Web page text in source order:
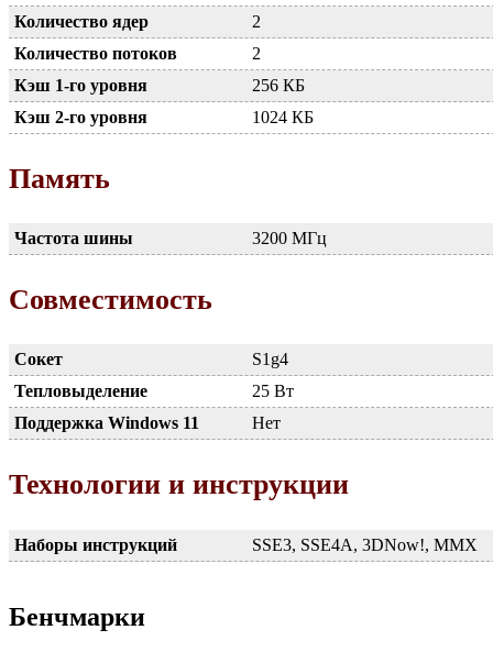
Количество ядер
2
Количество потоков
2
Кэш 1-го уровня
256 КБ
Кэш 2-го уровня
1024 КБ
Память
Частота шины 3200 МГц
Совместимость
Сокет
S1g4
Тепловыделение
25 Вт
Поддержка Windows 11
Нет
Технологии и инструкции
Наборы инструкций SSE3, SSE4A, 3DNow!, MMX
Бенчмарки